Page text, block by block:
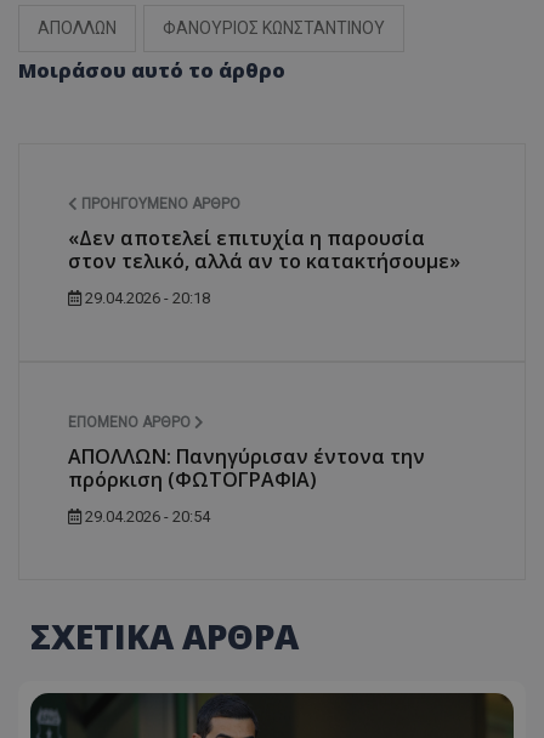
ΑΠΟΛΛΩΝ ΦΑΝΟΥΡΙΟΣ ΚΩΝΣΤΑΝΤΙΝΟΥ
Μοιράσου αυτό το άρθρο
ΠΡΟΗΓΟΎΜΕΝΟ ΆΡΘΡΟ
«Δεν αποτελεί επιτυχία η παρουσία
στον τελικό, αλλά αν το κατακτήσουμε»
29.04.2026 - 20:18
ΕΠΌΜΕΝΟ ΆΡΘΡΟ
AΠΟΛΛΩΝ: Πανηγύρισαν έντονα την
πρόρκιση (ΦΩΤΟΓΡΑΦΙΑ)
29.04.2026 - 20:54
ΣΧΕΤΙΚΑ ΑΡΘΡΑ